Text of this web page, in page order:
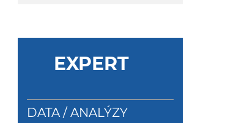
EXPERT
DATA / ANALÝZY